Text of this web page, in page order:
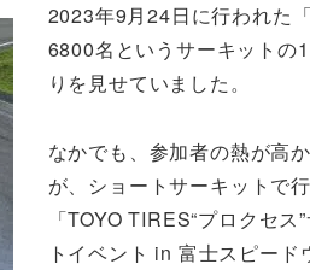
2023年9月24日に行われた
6800名というサーキットの
りを見せていました。
なかでも、参加者の熱が高
が、ショートサーキットで
「TOYO TIRES“プロクセス
トイベント in 富士スピード